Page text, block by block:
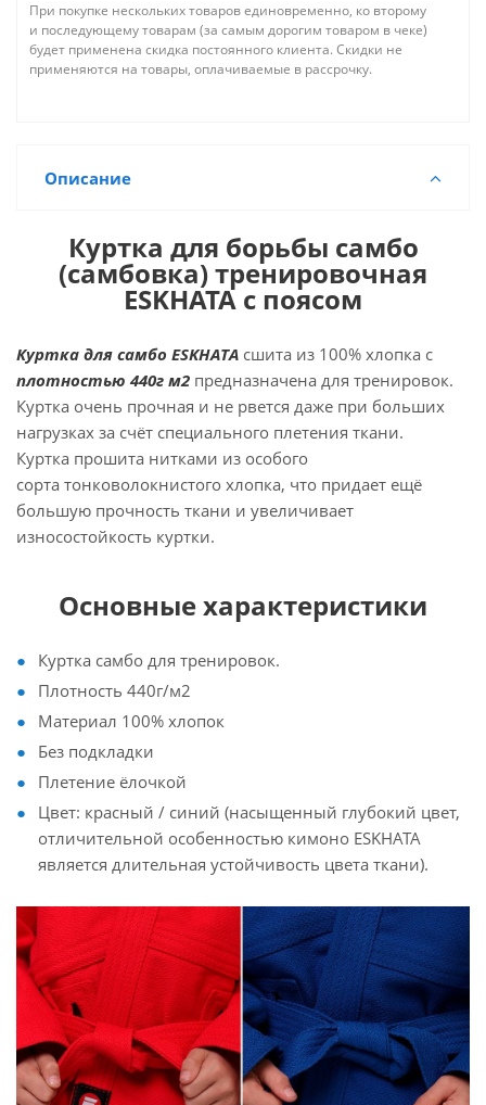
При покупке нескольких товаров единовременно, ко второму
и последующему товарам (за самым дорогим товаром в чеке)
будет применена скидка постоянного клиента. Скидки не
применяются на товары, оплачиваемые в рассрочку.
Описание
Куртка для борьбы самбо
(самбовка) тренировочная
ESKHATA с поясом
Куртка для самбо ESKHATA сшита из 100% хлопка с
плотностью 440г м2 предназначена для тренировок.
Куртка очень прочная и не рвется даже при больших
нагрузках за счёт специального плетения ткани.
Куртка прошита нитками из особого
сорта тонковолокнистого хлопка, что придает ещё
большую прочность ткани и увеличивает
износостойкость куртки.
Основные характеристики
Куртка самбо для тренировок.
Плотность 440г/м2
Материал 100% хлопок
Без подкладки
Плетение ёлочкой
Цвет: красный / синий (насыщенный глубокий цвет,
отличительной особенностью кимоно ESKHATA
является длительная устойчивость цвета ткани).